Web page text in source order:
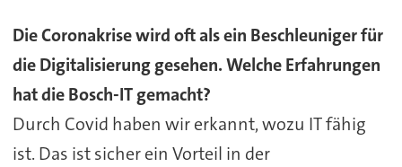
Die Coronakrise wird oft als ein Beschleuniger für
die Digitalisierung gesehen. Welche Erfahrungen
hat die Bosch-IT gemacht?
Durch Covid haben wir erkannt, wozu IT fähig
ist. Das ist sicher ein Vorteil in der